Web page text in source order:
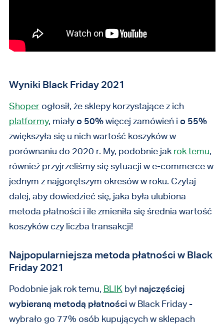
Wyniki Black Friday 2021
Shoperogłosił, że sklepy korzystające z ich
platformy, miałyo 50%więcej zamówień i o 55%
zwiększyła się u nich wartość koszyków w
porównaniu do 2020 r. My, podobnie jakrok temu,
również przyjrzeliśmy się sytuacji w e-commerce w
jednym z najgorętszym okresów w roku. Czytaj
dalej, aby dowiedzieć się, jaka była ulubiona
metoda płatności i ile zmieniła się średnia wartość
koszyków czy liczba transakcji!
Najpopularniejsza metoda płatności w Black
Friday 2021
Podobnie jak rok temu, BLIK był najczęściej
wybieraną metodą płatnościw Black Friday -
wybrało go 77% osób kupujących w sklepach